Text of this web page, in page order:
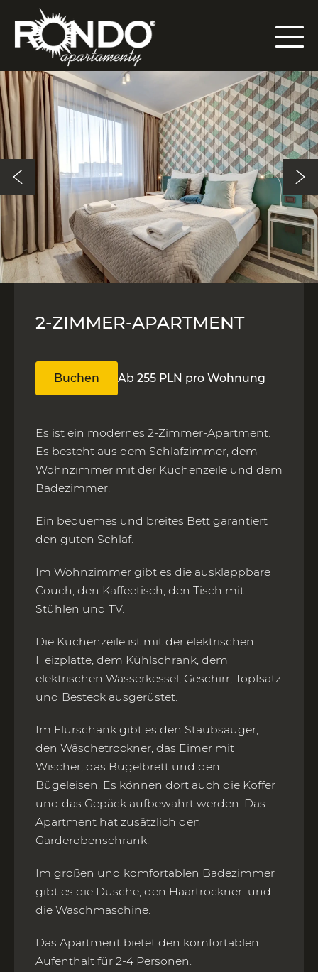
2-ZIMMER-APARTMENT
Ab 255 PLN pro Wohnung
Buchen
Es ist ein modernes 2-Zimmer-Apartment.
Es besteht aus dem Schlafzimmer, dem
Wohnzimmer mit der Küchenzeile und dem
Badezimmer.
Ein bequemes und breites Bett garantiert
den guten Schlaf.
Im Wohnzimmer gibt es die ausklappbare
Couch, den Kaffeetisch, den Tisch mit
Stühlen und TV.
Die Küchenzeile ist mit der elektrischen
Heizplatte, dem Kühlschrank, dem
elektrischen Wasserkessel, Geschirr, Topfsatz
und Besteck ausgerüstet.
Im Flurschank gibt es den Staubsauger,
den Wäschetrockner, das Eimer mit
Wischer, das Bügelbrett und den
Bügeleisen. Es können dort auch die Koffer
und das Gepäck aufbewahrt werden. Das
Apartment hat zusätzlich den
Garderobenschrank.
Im großen und komfortablen Badezimmer
gibt es die Dusche, den Haartrockner und
die Waschmaschine.
Das Apartment bietet den komfortablen
Aufenthalt für 2-4 Personen.